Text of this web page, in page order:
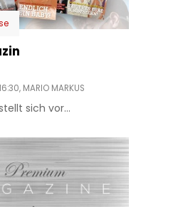
MARIO MARKUS
sich vor...